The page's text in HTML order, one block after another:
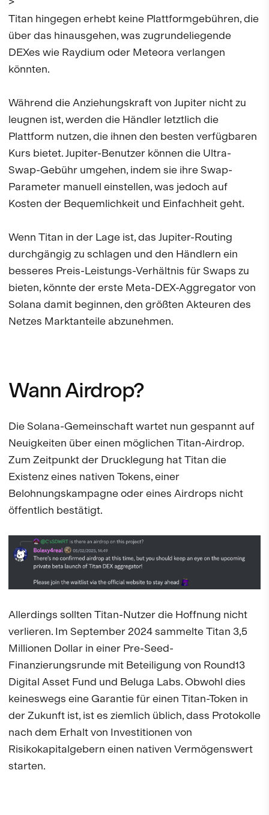
Titan hingegen erhebt keine Plattformgebühren, die
über das hinausgehen, was zugrundeliegende
DEXes wie Raydium oder Meteora verlangen
könnten.
Während die Anziehungskraft von Jupiter nicht zu
leugnen ist, werden die Händler letztlich die
Plattform nutzen, die ihnen den besten verfügbaren
Kurs bietet. Jupiter-Benutzer können die Ultra-
Swap-Gebühr umgehen, indem sie ihre Swap-
Parameter manuell einstellen, was jedoch auf
Kosten der Bequemlichkeit und Einfachheit geht.
Wenn Titan in der Lage ist, das Jupiter-Routing
durchgängig zu schlagen und den Händlern ein
besseres Preis-Leistungs-Verhältnis für Swaps zu
bieten, könnte der erste Meta-DEX-Aggregator von
Solana damit beginnen, den größten Akteuren des
Netzes Marktanteile abzunehmen.
Wann Airdrop?
Die Solana-Gemeinschaft wartet nun gespannt auf
Neuigkeiten über einen möglichen Titan-Airdrop.
Zum Zeitpunkt der Drucklegung hat Titan die
Existenz eines nativen Tokens, einer
Belohnungskampagne oder eines Airdrops nicht
öffentlich bestätigt.
Allerdings sollten Titan-Nutzer die Hoffnung nicht
verlieren. Im September 2024 sammelte Titan 3,5
Millionen Dollar in einer Pre-Seed-
Finanzierungsrunde mit Beteiligung von Round13
Digital Asset Fund und Beluga Labs. Obwohl dies
keineswegs eine Garantie für einen Titan-Token in
der Zukunft ist, ist es ziemlich üblich, dass Protokolle
nach dem Erhalt von Investitionen von
Risikokapitalgebern einen nativen Vermögenswert
starten.